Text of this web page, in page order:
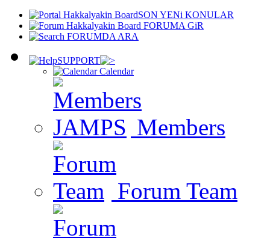
SON YENi KONULAR
FORUMA GiR
FORUMDA ARA
SUPPORT
Calendar
Members
Forum Team